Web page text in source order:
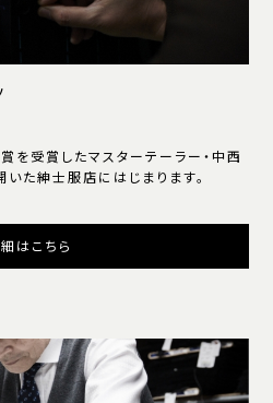
を受賞したマスターテーラー・中西
た紳士服店にはじまります。
はこちら